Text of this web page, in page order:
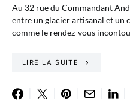
Au 32 rue du Commandant
entre un glacier artisanal et un
comme le rendez-vous
LIRE LA SUITE